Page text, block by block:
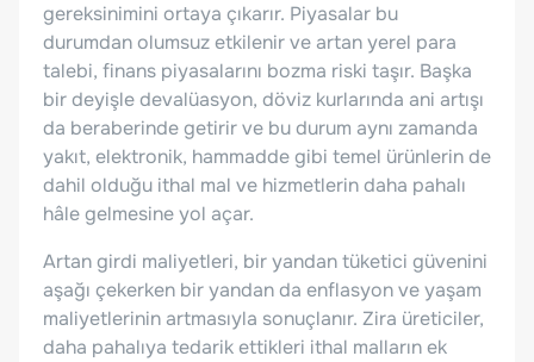
gereksinimini ortaya çıkarır. Piyasalar bu
durumdan olumsuz etkilenir ve artan yerel para
talebi, finans piyasalarını bozma riski taşır. Başka
bir deyişle devalüasyon, döviz kurlarında ani artışı
da beraberinde getirir ve bu durum aynı zamanda
yakıt, elektronik, hammadde gibi temel ürünlerin de
dahil olduğu ithal mal ve hizmetlerin daha pahalı
hâle gelmesine yol açar.
Artan girdi maliyetleri, bir yandan tüketici güvenini
aşağı çekerken bir yandan da enflasyon ve yaşam
maliyetlerinin artmasıyla sonuçlanır. Zira üreticiler,
daha pahalıya tedarik ettikleri ithal malların ek